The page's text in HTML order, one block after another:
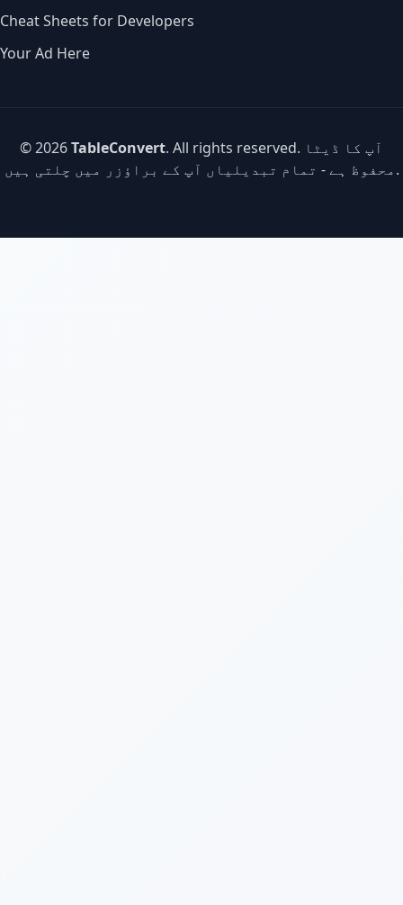
Cheat Sheets for Developers
Your Ad Here
© 2026TableConvert. All rights reserved. آپ کا ڈیٹا
محفوظ ہے - تمام تبدیلیاں آپ کے براؤزر میں چلتی ہیں.